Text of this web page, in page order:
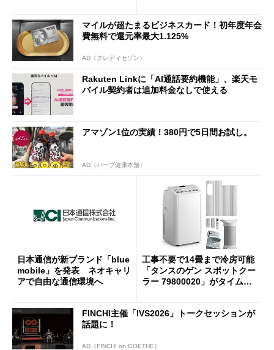
マイルが超たまるビジネスカード！初年度年会
費無料で還元率最大1.125%
AD（クレディセゾン）
Rakuten Linkに「AI通話要約機能」、楽天モ
バイル契約者は追加料金なしで使える
アマゾン1位の実績！380円で5日間お試し。
AD（ハーブ健康本舗）
日本通信が新ブランド「blue
mobile」を発表 ネオキャリ
アで自由な通信環境へ
工事不要で14畳まで冷房可能
「タンスのゲン スポットクー
ラー 79800020」がタイムセ
FINCHI主催「IVS2026」トークセッションが
話題に！
AD（FINCHI on GOETHE）